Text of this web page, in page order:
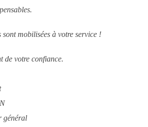
sont mobilisées à votre service !
de votre confiance.
général